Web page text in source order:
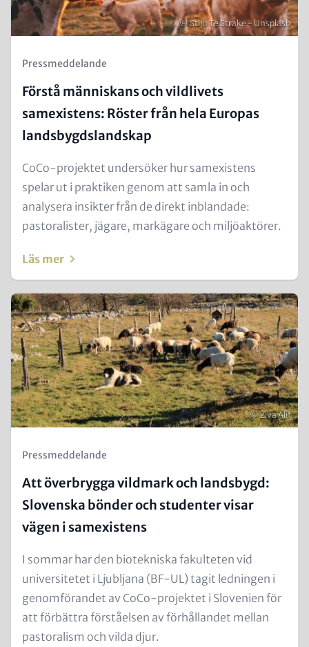
Copyright
© Stijn Te Strake - Unsplash
Kicker
Pressmeddelande
Förstå människans och vildlivets
samexistens: Röster från hela Europas
landsbygdslandskap
Text
for
Teaser
and
CoCo-projektet undersöker hur samexistens
spelar ut i praktiken genom att samla in och
analysera insikter från de direkt inblandade:
pastoralister, jägare, markägare och miljöaktörer.
Läs mer
Teaser
Image
Copyright
© Živa Alif
Kicker
Pressmeddelande
Att överbrygga vildmark och landsbygd:
Slovenska bönder och studenter visar
vägen i samexistens
Text
for
Teaser
and
Metatags
I sommar har den biotekniska fakulteten vid
universitetet i Ljubljana (BF-UL) tagit ledningen i
genomförandet av CoCo-projektet i Slovenien för
att förbättra förståelsen av förhållandet mellan
pastoralism och vilda djur.